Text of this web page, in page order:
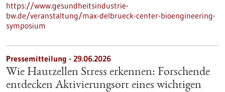
https://www.gesundheitsindustrie-
bw.de/veranstaltung/max-delbrueck-center-bioengineering-
symposium
Pressemitteilung - 29.06.2026
Wie Hautzellen Stress erkennen: Forschende
entdecken Aktivierungsort eines wichtigen